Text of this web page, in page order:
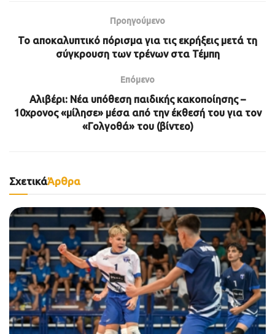
Προηγούμενο
Το αποκαλυπτικό πόρισμα για τις εκρήξεις μετά τη
σύγκρουση των τρένων στα Τέμπη
Επόμενο
Αλιβέρι: Νέα υπόθεση παιδικής κακοποίησης –
10χρονος «μίλησε» μέσα από την έκθεσή του για τον
«Γολγοθά» του (βίντεο)
ΣχετικάΆρθρα